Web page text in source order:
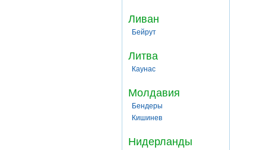
Ливан
Бейрут
Литва
Каунас
Молдавия
Бендеры
Кишинев
Нидерланды